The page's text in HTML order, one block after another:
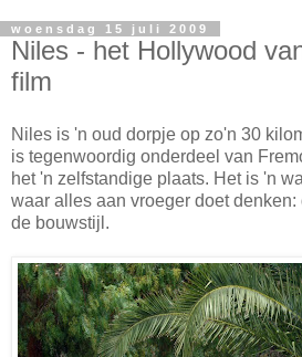
woensdag 15 juli 2009
Niles - het Hollywood
film
Niles is 'n oud dorpje op zo'n 30
is tegenwoordig onderdeel van
het 'n zelfstandige plaats. Het is 'n
waar alles aan vroeger doet
de bouwstijl.